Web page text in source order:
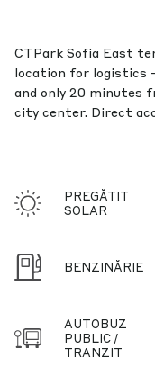
CTPark Sofia East
location for logistics
and only 20 minutes
city center. Direct
PREGĂTIT
SOLAR
BENZINĂRIE
AUTOBUZ
PUBLIC /
TRANZIT